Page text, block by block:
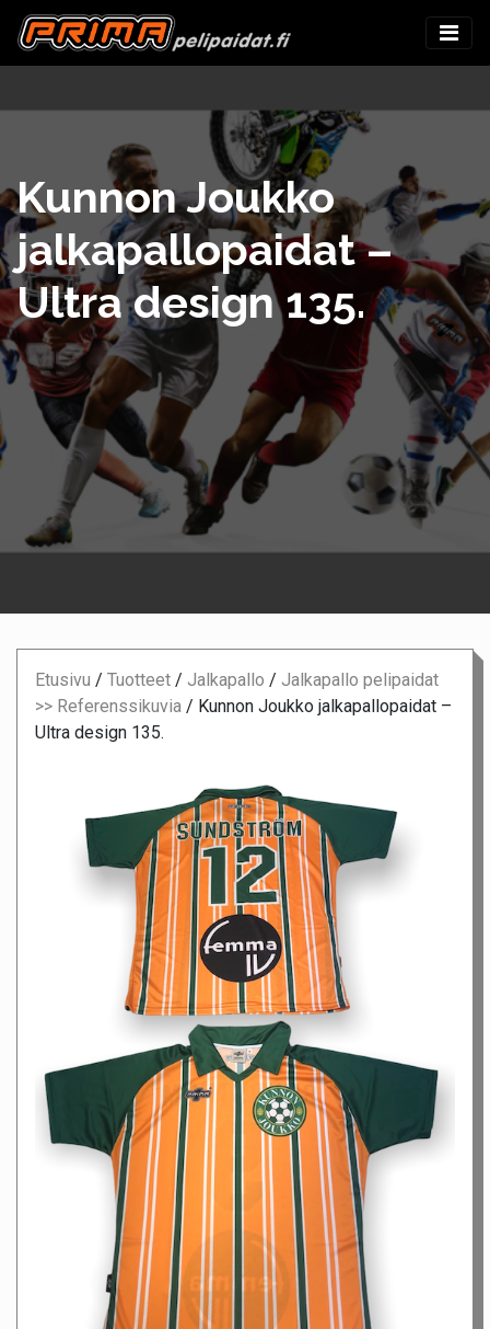
Kunnon Joukko
jalkapallopaidat –
Ultra design 135.
Etusivu / Tuotteet / Jalkapallo / Jalkapallo pelipaidat
>> Referenssikuvia / Kunnon Joukko jalkapallopaidat –
Ultra design 135.